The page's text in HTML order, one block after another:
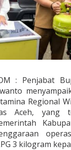
: Penjabat
Regional
Aceh, yang
3 kilogram